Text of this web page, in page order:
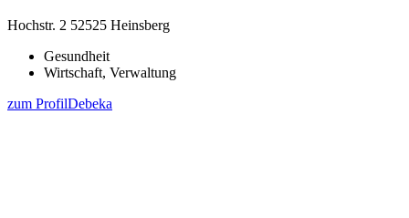
Hochstr. 2 52525 Heinsberg
Gesundheit
Wirtschaft, Verwaltung
zum ProfilDebeka